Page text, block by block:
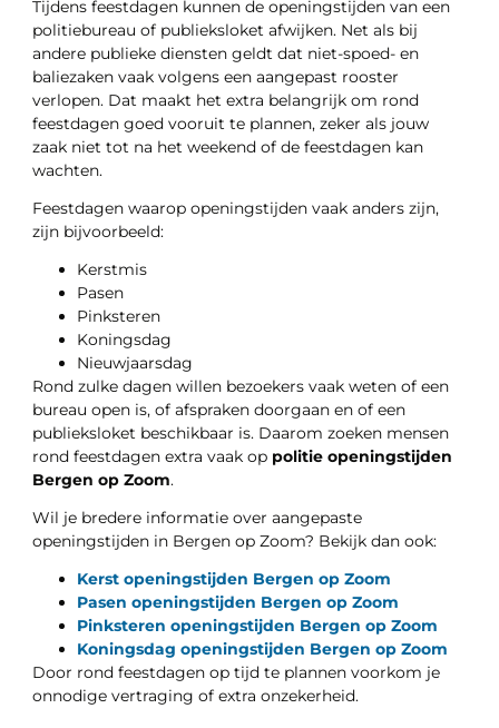
Tijdens feestdagen kunnen de openingstijden van een
politiebureau of publieksloket afwijken. Net als bij
andere publieke diensten geldt dat niet-spoed- en
baliezaken vaak volgens een aangepast rooster
verlopen. Dat maakt het extra belangrijk om rond
feestdagen goed vooruit te plannen, zeker als jouw
zaak niet tot na het weekend of de feestdagen kan
wachten.
Feestdagen waarop openingstijden vaak anders zijn,
zijn bijvoorbeeld:
Kerstmis
Pasen
Pinksteren
Koningsdag
Nieuwjaarsdag
Rond zulke dagen willen bezoekers vaak weten of een
bureau open is, of afspraken doorgaan en of een
publieksloket beschikbaar is. Daarom zoeken mensen
rond feestdagen extra vaak op politie openingstijden
Bergen op Zoom.
Wil je bredere informatie over aangepaste
openingstijden in Bergen op Zoom? Bekijk dan ook:
Kerst openingstijden Bergen op Zoom
Pasen openingstijden Bergen op Zoom
Pinksteren openingstijden Bergen op Zoom
Koningsdag openingstijden Bergen op Zoom
Door rond feestdagen op tijd te plannen voorkom je
onnodige vertraging of extra onzekerheid.